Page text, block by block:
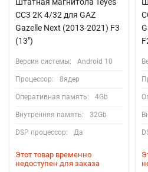
CC3 2K 4/32 для GAZ
Gazelle Next (2013-2021) F3
(13")
Версия системы: Android 10
Процессор: 8ядер
Оперативная память: 4Gb
Внутренняя память: 32Gb
DSP процессор: Да
Этот товар временно
недоступен для заказа